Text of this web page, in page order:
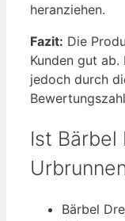
heranziehen.
Fazit: Die
Kunden gut
jedoch durch
Ist Bärbel
Bärbel